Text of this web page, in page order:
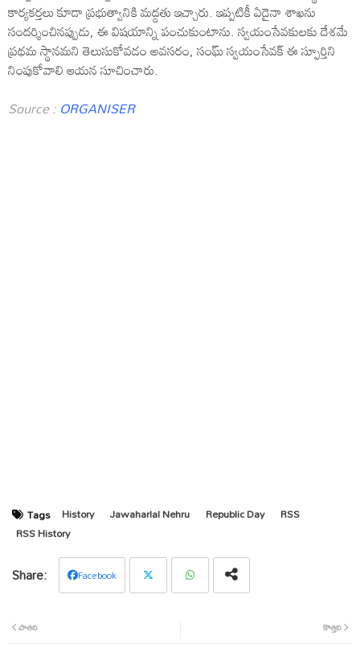
కార్యకర్తలు కూడా ప్రభుత్వానికి మద్దతు ఇచ్చారు. ఇప్ప‌టికీ ఏదైనా శాఖను
సందర్శించినప్పుడు, ఈ విష‌యాన్ని పంచుకుంటాను. స్వ‌యంసేవ‌కుల‌కు దేశ‌మే
ప్ర‌థ‌మ స్థాన‌మ‌ని తెలుసుకోవడం అవసరం, సంఘ్ స్వయంసేవక్ ఈ స్ఫూర్తిని
నింపుకోవాలి ఆయ‌న సూచించారు.
Source :ORGANISER
Tags History Jawaharlal Nehru Republic Day
RSS
RSS History
Facebook
కొత్తది
పాతది